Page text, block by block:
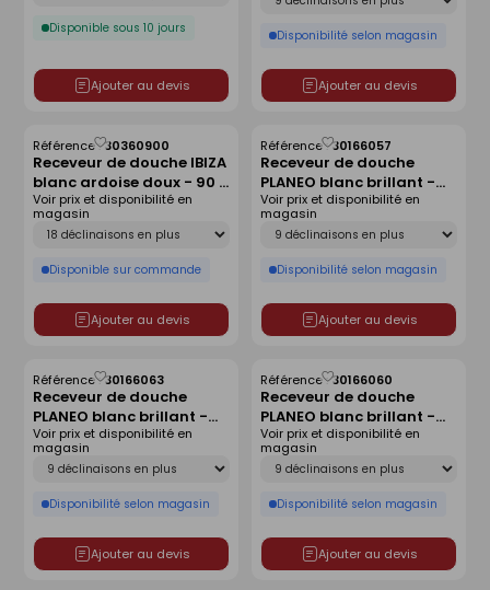
Disponible sous 10 jours
Ajouter au devis
Disponibilité selon magasin
Ajouter au devis
Receveur de douche IBIZA
blanc ardoise doux - 90 x
120 cm
Référence :30360900
Déclinaison
Disponible sur commande
Voir prix et disponibilité en
magasin
Ajouter au devis
Enregistrer
comme
liste
Receveur de douche
PLANEO blanc brillant -
90 x 90 cm
Référence :30166057
Déclinaison
Disponibilité selon magasin
Voir prix et disponibilité en
magasin
Ajouter au devis
Enregistrer
comme
liste
Receveur de douche
PLANEO blanc brillant -
160 x 90 cm
Référence :30166063
Déclinaison
Disponibilité selon magasin
Voir prix et disponibilité en
magasin
Ajouter au devis
Enregistrer
comme
liste
Receveur de douche
PLANEO blanc brillant -
140 x 80 cm
Référence :30166060
Déclinaison
Disponibilité selon magasin
Voir prix et disponibilité en
magasin
Ajouter au devis
Enregistrer
comme
liste